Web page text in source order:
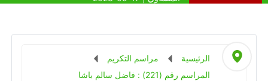
الرئيسية
مراسم التكريم
المراسم رقم (221) : فاضل سالم باشا